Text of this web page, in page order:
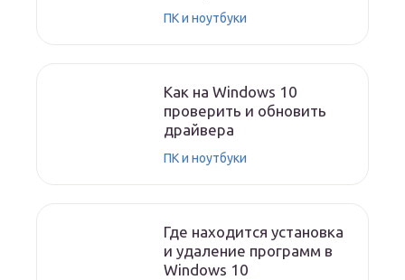
ПК и ноутбуки
Как на Windows 10
проверить и обновить
драйвера
ПК и ноутбуки
Где находится установка
и удаление программ в
Windows 10